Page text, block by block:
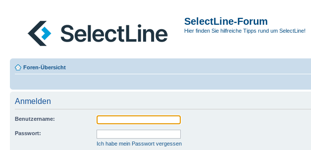
SelectLine-Forum
Hier finden Sie hilfreiche Tipps rund um SelectLine!
Foren-Übersicht
Anmelden
Benutzername:
Passwort:
Ich habe mein Passwort vergessen